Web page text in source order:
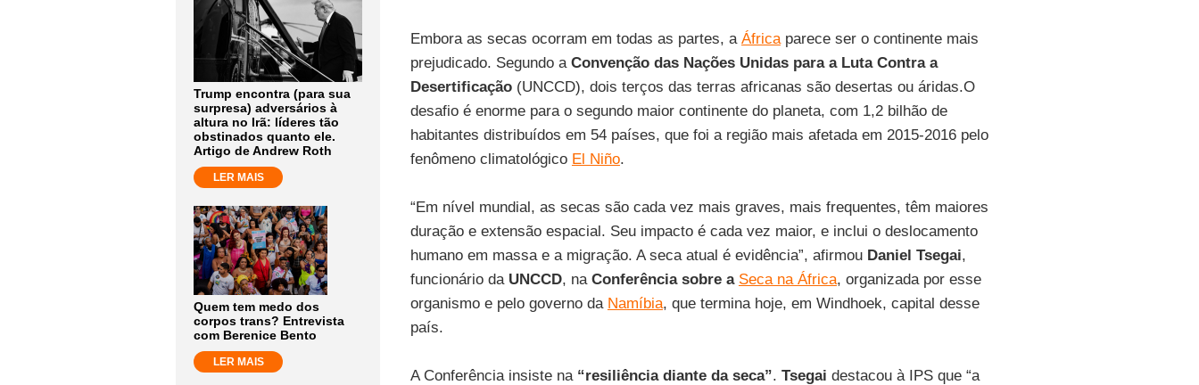
Trump encontra (para sua
surpresa) adversários à
altura no Irã: líderes tão
obstinados quanto ele.
Artigo de Andrew Roth
LER MAIS
Quem tem medo dos
corpos trans? Entrevista
com Berenice Bento
LER MAIS
Embora as secas ocorram em todas as partes, a Áfricaparece ser o continente mais
prejudicado. Segundo a Convenção das Nações Unidas para a Luta Contra a
Desertificação(UNCCD), dois terços das terras africanas são desertas ou áridas.O
desafio é enorme para o segundo maior continente do planeta, com 1,2 bilhão de
habitantes distribuídos em 54 países, que foi a região mais afetada em 2015-2016 pelo
fenômeno climatológico El Niño.
“Em nível mundial, as secas são cada vez mais graves, mais frequentes, têm maiores
duração e extensão espacial. Seu impacto é cada vez maior, e inclui o deslocamento
humano em massa e a migração. A seca atual é evidência”, afirmou Daniel Tsegai,
funcionário da UNCCD, na Conferência sobre a Seca na África, organizada por esse
organismo e pelo governo da Namíbia, que termina hoje, em Windhoek, capital desse
país.
A Conferência insiste na“resiliência diante da seca”. Tsegai destacou à IPS que “a